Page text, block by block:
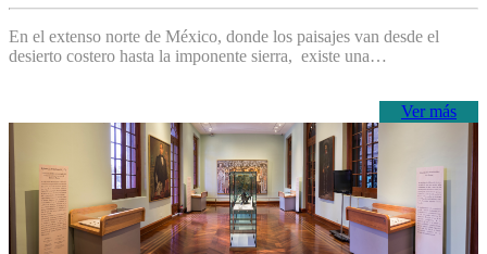
En el extenso norte de México, donde los paisajes van desde el
desierto costero hasta la imponente sierra, existe una…
Ver más